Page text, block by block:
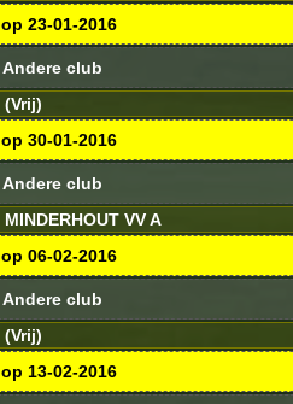
op 23-01-2016
Andere club
(Vrij)
op 30-01-2016
Andere club
MINDERHOUT VV A
op 06-02-2016
Andere club
(Vrij)
op 13-02-2016